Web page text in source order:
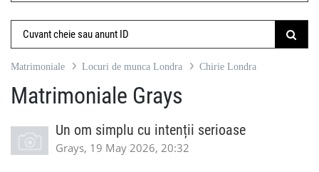
Matrimoniale Locuri de munca Londra Chirie Londra
Matrimoniale Grays
Un om simplu cu intenții serioase
Grays, 19 May 2026, 20:32